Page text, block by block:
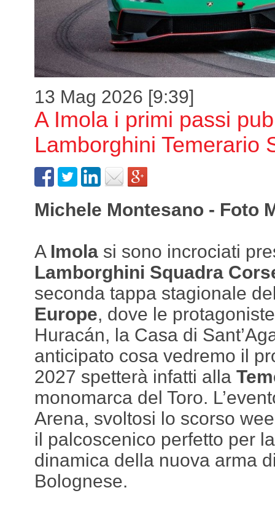
13 Mag 2026 [9:39]
A Imola i primi passi
Lamborghini Temerario
Michele Montesano - Foto
A Imola si sono incrociati
Lamborghini Squadra
seconda tappa stagionale
Europe, dove le
Huracán, la Casa di
anticipato cosa vedremo il
2027 spetterà infatti alla
monomarca del Toro.
Arena, svoltosi lo scorso
il palcoscenico perfetto per
dinamica della nuova arma
Bolognese.